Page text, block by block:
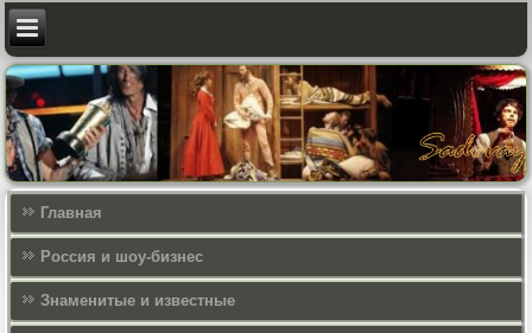
Главная
Россия и шоу-бизнес
Знаменитые и известные